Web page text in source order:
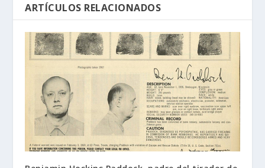
ARTÍCULOS RELACIONADOS